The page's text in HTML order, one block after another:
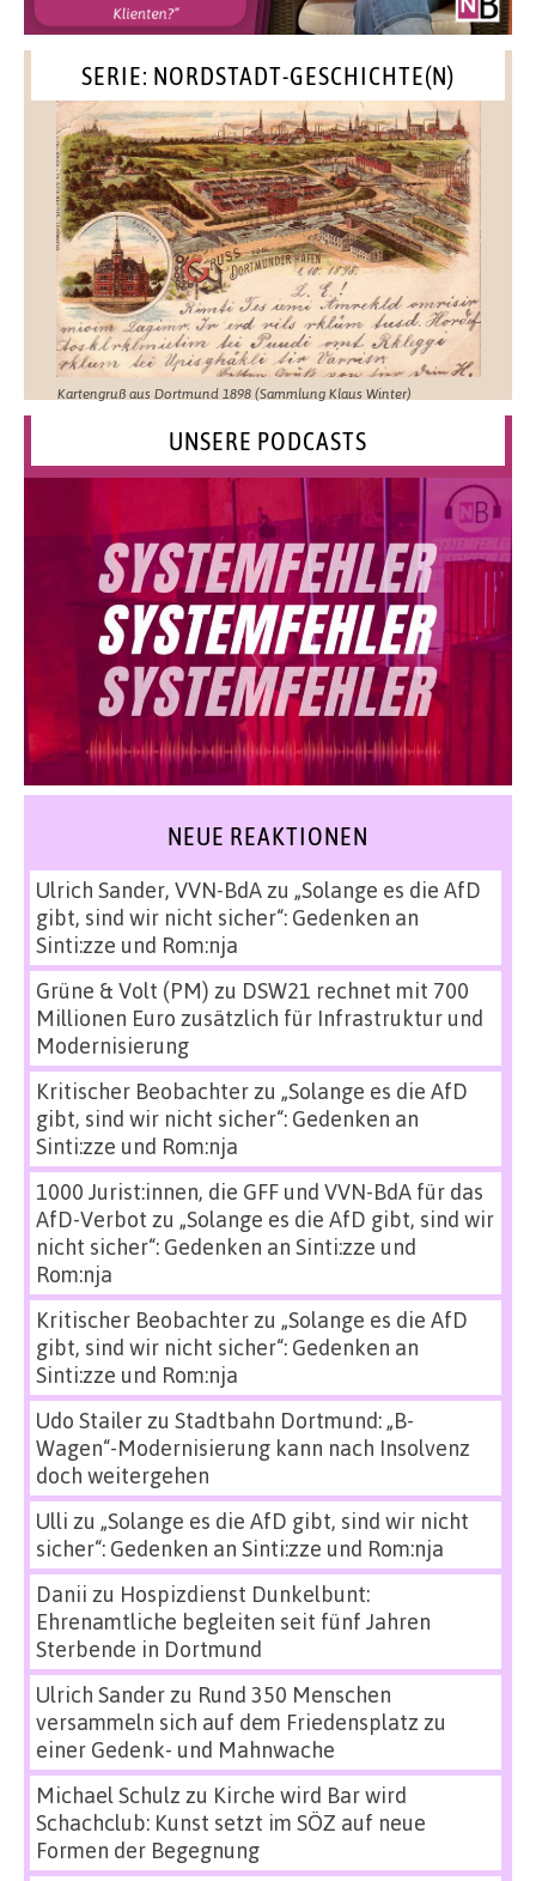
SERIE: NORDSTADT-GESCHICHTE(N)
Kartengruß aus Dortmund 1898 (Sammlung Klaus Winter)
UNSERE PODCASTS
NEUE REAKTIONEN
Ulrich Sander, VVN-BdAzu „Solange es die AfD
gibt, sind wir nicht sicher“: Gedenken an
Sinti:zze und Rom:nja
Grüne & Volt (PM) zu DSW21 rechnet mit 700
Millionen Euro zusätzlich für Infrastruktur und
Modernisierung
Kritischer Beobachterzu „Solange es die AfD
gibt, sind wir nicht sicher“: Gedenken an
Sinti:zze und Rom:nja
1000 Jurist:innen, die GFF und VVN-BdA für das
AfD-Verbot zu „Solange es die AfD gibt, sind wir
nicht sicher“: Gedenken an Sinti:zze und
Rom:nja
Kritischer Beobachterzu „Solange es die AfD
gibt, sind wir nicht sicher“: Gedenken an
Sinti:zze und Rom:nja
Udo Stailerzu Stadtbahn Dortmund: „B-
Wagen“-Modernisierung kann nach Insolvenz
doch weitergehen
Ulli zu „Solange es die AfD gibt, sind wir nicht
sicher“: Gedenken an Sinti:zze und Rom:nja
Danii zu Hospizdienst Dunkelbunt:
Ehrenamtliche begleiten seit fünf Jahren
Sterbende in Dortmund
Ulrich Sanderzu Rund 350 Menschen
versammeln sich auf dem Friedensplatz zu
einer Gedenk- und Mahnwache
Michael Schulz zu Kirche wird Bar wird
Schachclub: Kunst setzt im SÖZ auf neue
Formen der Begegnung